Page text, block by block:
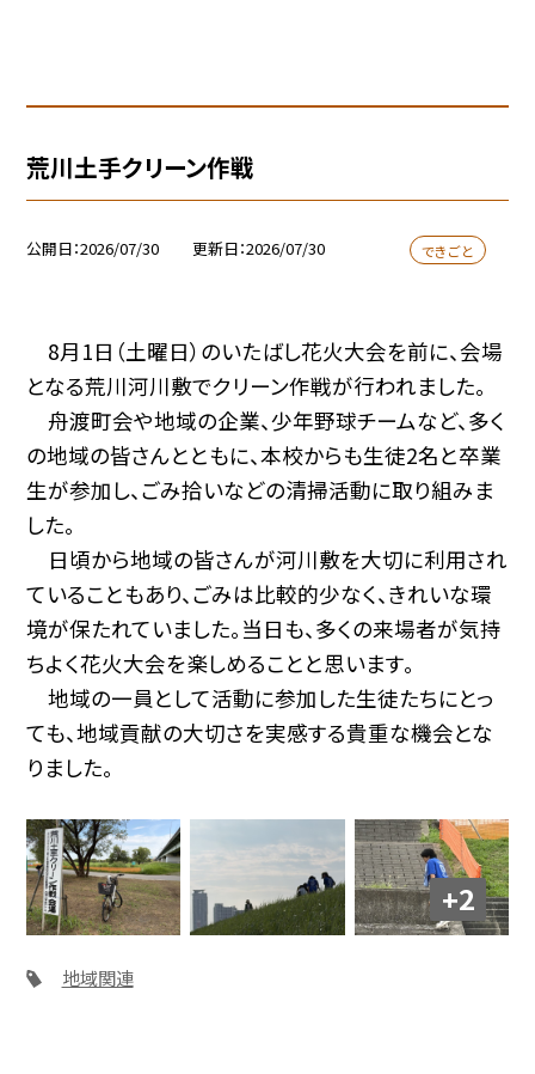
荒川土手クリーン作戦
公開日 2026/07/30 更新日 2026/07/30 できごと
8月1日（土曜日）のいたばし花火大会を前に、会場
となる荒川河川敷でクリーン作戦が行われました。
舟渡町会や地域の企業、少年野球チームなど、多く
の地域の皆さんとともに、本校からも生徒2名と卒業
生が参加し、ごみ拾いなどの清掃活動に取り組みま
した。
日頃から地域の皆さんが河川敷を大切に利用され
ていることもあり、ごみは比較的少なく、きれいな環
境が保たれていました。当日も、多くの来場者が気持
ちよく花火大会を楽しめることと思います。
地域の一員として活動に参加した生徒たちにとっ
ても、地域貢献の大切さを実感する貴重な機会とな
りました。
+2
地域関連